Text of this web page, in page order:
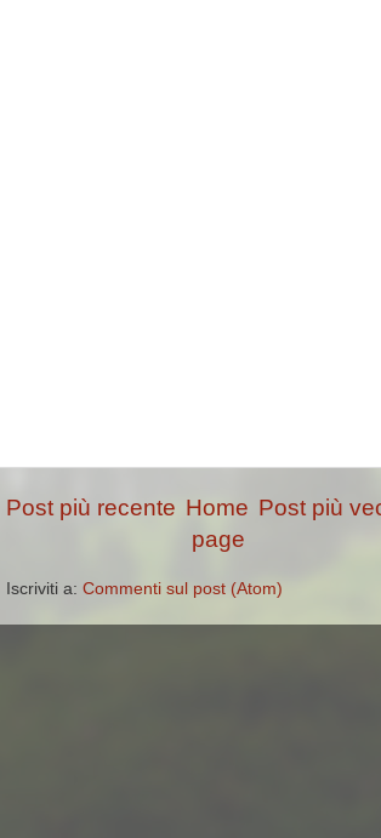
Post più recente Post più
Home
page
Iscriviti a: Commenti sul post (Atom)